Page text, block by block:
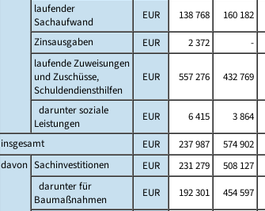
laufender
Sachaufwand
EUR 138 768 160 182
Zinsausgaben
EUR 2 372 -
laufende Zuweisungen
und Zuschüsse,
Schuldendiensthilfen
EUR 557 276 432 769
darunter soziale
Leistungen
EUR 6 415 3 864
insgesamt EUR 237 987 574 902
davon Sachinvestitionen EUR 231 279 508 127
darunter für
Baumaßnahmen
EUR 192 301 454 597